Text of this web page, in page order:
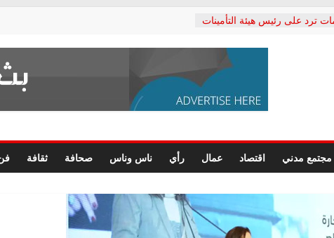
ترد على رئيس هيئة التأمينات
أصحاب المعاشات.. ونطالب بكشف
يكتب: القطاع الصحي إلى
الشعبي يطلق لجنة “الحق
الرسومات النهائية للقرار
الصحفيين.. وانتهاء أعمال
الإداري
الدكتور محمد زهران.. ويؤكد:
وضمانات المحاكمة العادلة
مجتمع مدني اقتصاد عمال رأي ناس وناس صحافة ثقافة